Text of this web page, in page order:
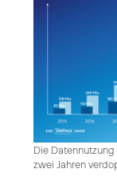
Die Datennutzung
zwei Jahren